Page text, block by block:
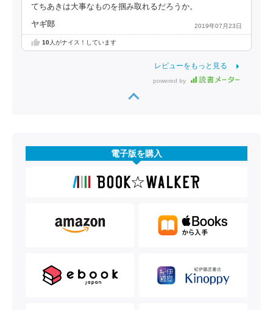
てちあきは大事なものを掴み取れるだろうか。
ヤギ郎 2019年07月23日
10人がナイス！しています
レビューをもっと見る
powered by
電子版を購入